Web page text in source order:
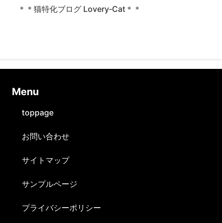
＊＊猫特化ブログ Lovery‐Cat＊＊
Ⅿenu
toppage
お問い合わせ
サイトマップ
サンプルページ
プライバシーポリシー